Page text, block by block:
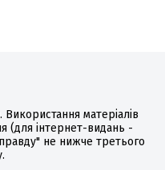
матеріалів
(для інтернет-видань -
не нижче третього